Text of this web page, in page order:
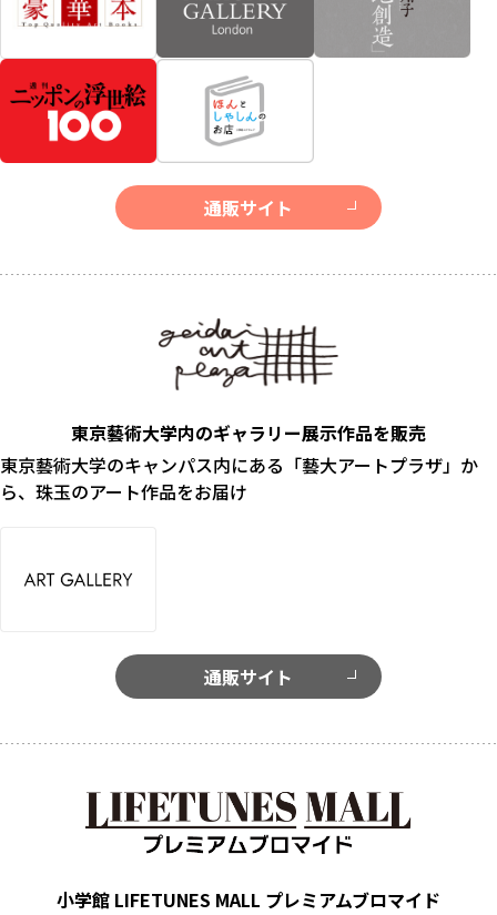
通販サイト
東京藝術大学内のギャラリー展示作品を販売
東京藝術大学のキャンパス内にある「藝大アートプラザ」か
ら、珠玉のアート作品をお届け
通販サイト
小学館 LIFETUNES MALL プレミアムブロマイド